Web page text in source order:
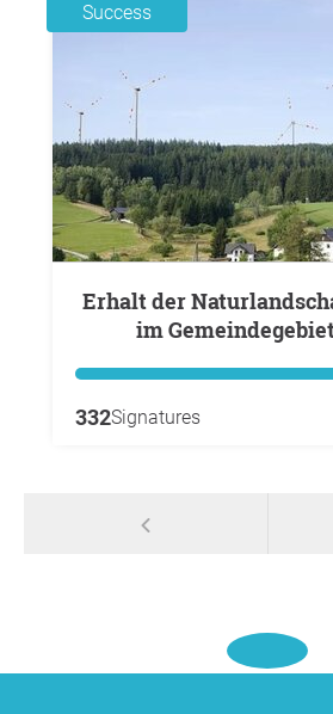
Success
Erhalt der Naturlandschaft Freiwald
im
332Signatures